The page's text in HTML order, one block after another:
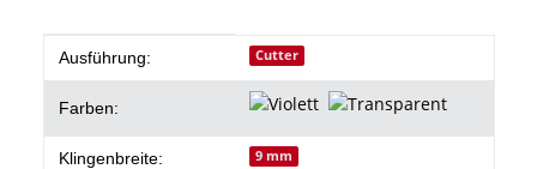
Produkteigenschaft
Wert
Ausführung: Cutter
Farben:
Klingenbreite: 9 mm